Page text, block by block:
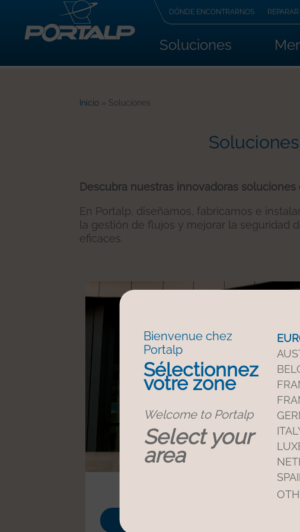
DÓNDE ENCONTRARNOS REPARAR
Soluciones
Inicio » Soluciones
Descubra nuestras innovadoras
En Portalp, diseñamos, fabricamos e
la gestión de flujos y mejorar la seguridad
eficaces.
Puertas automáticas
Bienvenue chez
Portalp
Sélectionnez
votre zone
Welcome to Portalp
Select your
area